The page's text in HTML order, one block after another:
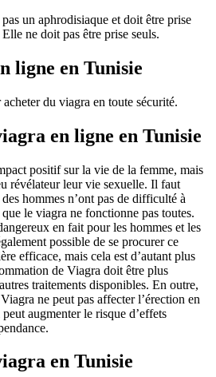
un aphrodisiaque et doit être prise
ne doit pas être prise seuls.
ligne en Tunisie
du viagra en toute sécurité.
en ligne en Tunisie
positif sur la vie de la femme, mais
révélateur leur vie sexuelle. Il faut
hommes n’ont pas de difficulté à
le viagra ne fonctionne pas toutes.
en fait pour les hommes et les
possible de se procurer ce
efficace, mais cela est d’autant plus
de Viagra doit être plus
traitements disponibles. En outre,
ne peut pas affecter l’érection en
augmenter le risque d’effets
en Tunisie